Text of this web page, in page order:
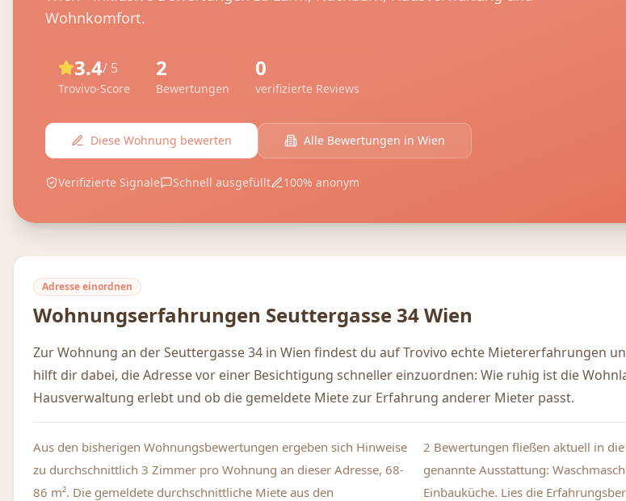
Wohnkomfort.
3.4/ 5
Trovivo-Score
2
Bewertungen
0
verifizierte Reviews
Diese Wohnung bewerten Alle Bewertungen in Wien
Verifizierte Signale Schnell ausgefüllt 100% anonym
Adresse einordnen
Wohnungserfahrungen Seuttergasse 34Wien
Zur Wohnung an der Seuttergasse 34 in Wien findest du auf Trovivo echte Mietererfahrungen
hilft dir dabei, die Adresse vor einer Besichtigung schneller einzuordnen: Wie ruhig ist die
Hausverwaltung erlebt und ob die gemeldete Miete zur Erfahrung anderer Mieter passt.
Aus den bisherigen Wohnungsbewertungen ergeben sich Hinweise
zu durchschnittlich 3 Zimmer pro Wohnung an dieser Adresse, 68-
86 m². Die gemeldete durchschnittliche Miete aus den
2 Bewertungen fließen aktuell in
genannte Ausstattung:
Einbauküche. Lies die